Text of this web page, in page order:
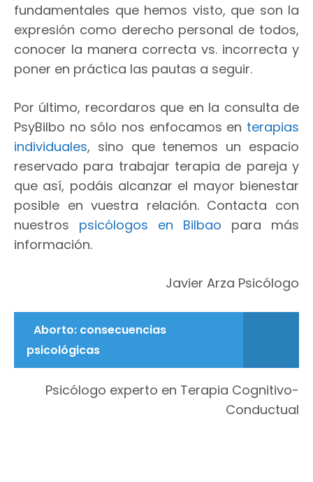
fundamentales que hemos visto, que son la
expresión como derecho personal de todos,
conocer la manera correcta vs. incorrecta y
poner en práctica las pautas a seguir.
Por último, recordaros que en la consulta de
PsyBilbo no sólo nos enfocamos en terapias
individuales, sino que tenemos un espacio
reservado para trabajar terapia de pareja y
que así, podáis alcanzar el mayor bienestar
posible en vuestra relación. Contacta con
nuestros psicólogos en Bilbao para más
información.
Javier Arza Psicólogo
Aborto: consecuencias
psicológicas
Psicólogo experto en Terapia Cognitivo-
Conductual